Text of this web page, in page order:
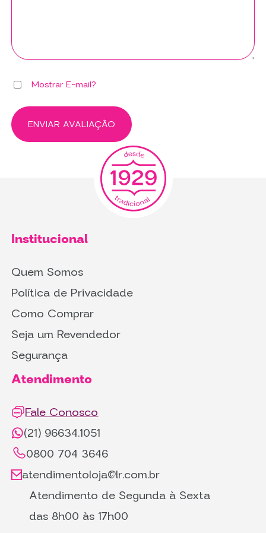
Mostrar E-mail?
ENVIAR AVALIAÇÃO
Institucional
Quem Somos
Política de Privacidade
Como Comprar
Seja um Revendedor
Segurança
Atendimento
Fale Conosco
(21) 96634.1051
0800 704 3646
atendimentoloja@lr.com.br
Atendimento de Segunda à Sexta
das 8h00 às 17h00